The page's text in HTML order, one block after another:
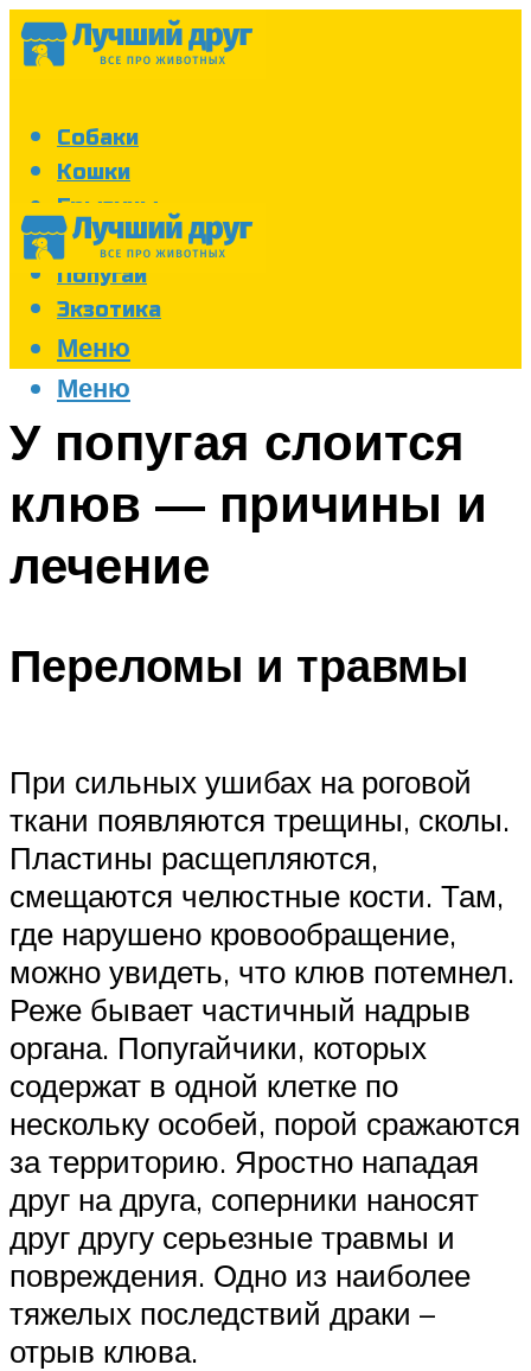
Собаки
Кошки
Грызуны
Аквариум
Попугаи
Экзотика
Меню
Меню
У попугая слоится
клюв — причины и
лечение
Переломы и травмы
При сильных ушибах на роговой
ткани появляются трещины, сколы.
Пластины расщепляются,
смещаются челюстные кости. Там,
где нарушено кровообращение,
можно увидеть, что клюв потемнел.
Реже бывает частичный надрыв
органа. Попугайчики, которых
содержат в одной клетке по
нескольку особей, порой сражаются
за территорию. Яростно нападая
друг на друга, соперники наносят
друг другу серьезные травмы и
повреждения. Одно из наиболее
тяжелых последствий драки –
отрыв клюва.